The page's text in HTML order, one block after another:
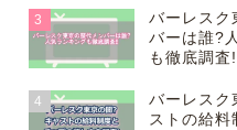
3
バーレスク
バーは誰?
も徹底調査
4
バーレスク
ストの給料